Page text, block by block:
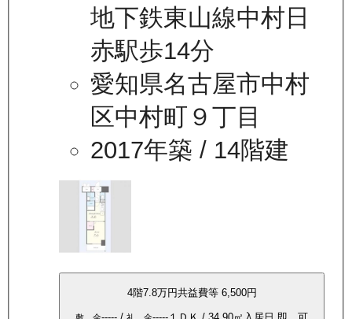
地下鉄東山線中村日
赤駅歩14分
愛知県名古屋市中村
区中村町９丁目
2017年築 / 14階建
4階7.8万円共益費等 6,500円